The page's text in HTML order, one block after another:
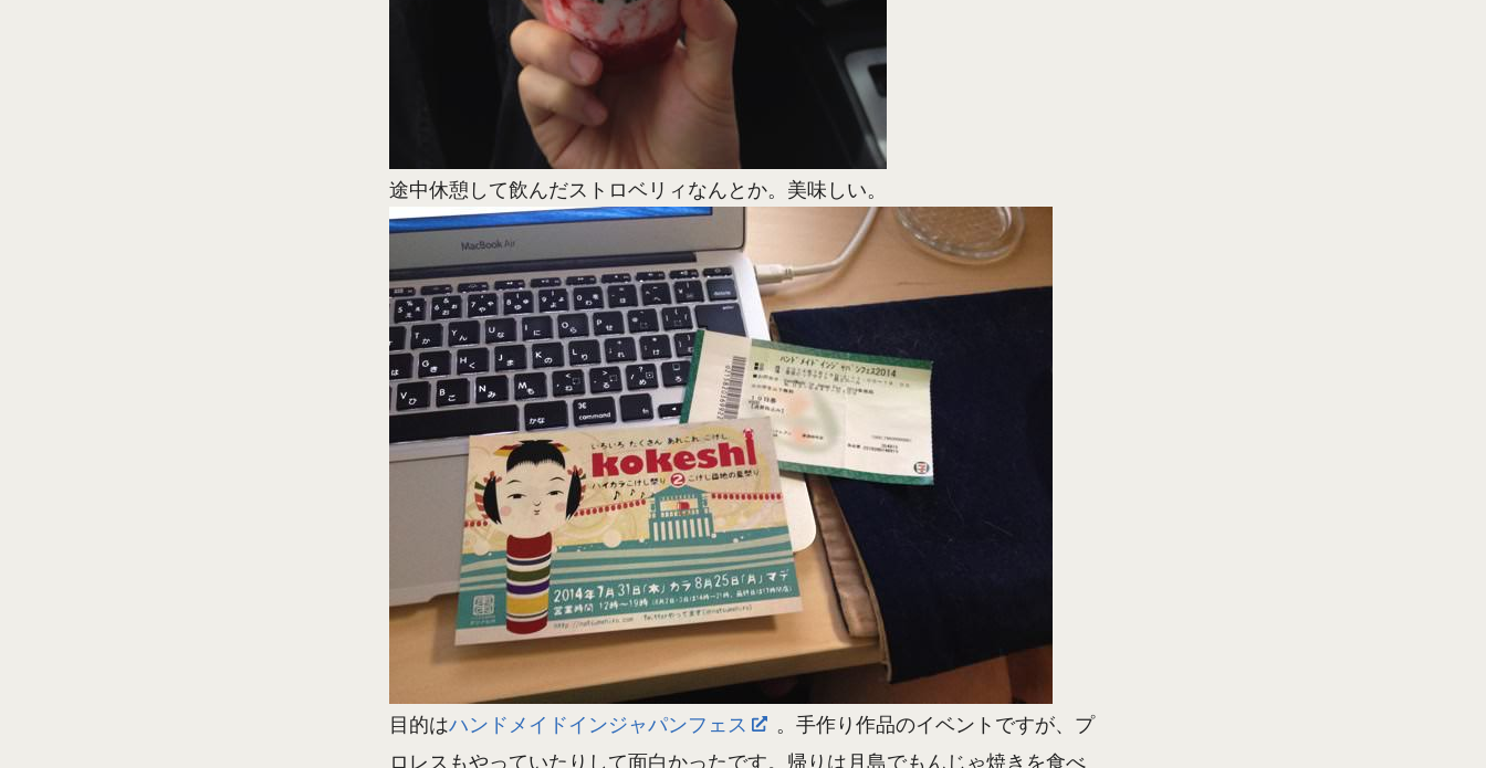
途中休憩して飲んだストロベリィなんとか。美味しい。
目的はハンドメイドインジャパンフェス
。手作り作品のイベントですが、プ
ロレスもやっていたりして面白かったです。帰りは月島でもんじゃ焼きを食べ